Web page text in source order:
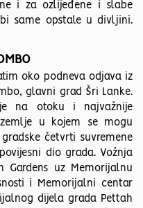
i za ozlijeđene i slabe
same opstale u divljini.
oko podneva odjava iz
glavni grad Šri Lanke.
na otoku i najvažnije
u kojem se mogu
četvrti suvremene
dio grada. Vožnja
uz Memorijalnu
i Memorijalni centar
dijela grada Pettah